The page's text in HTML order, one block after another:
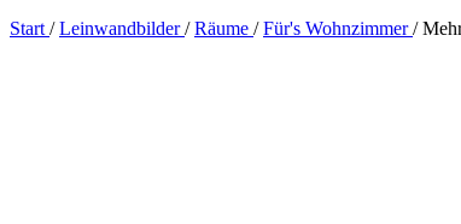
Start / Leinwandbilder/ Räume / Für's Wohnzimmer/